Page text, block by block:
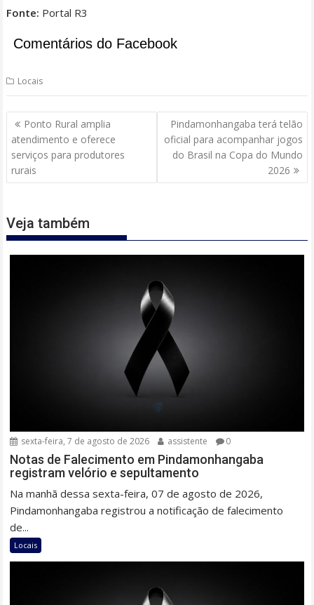
Fonte: Portal R3
Comentários do Facebook
Locais
Navegação
de
Post
Ponto Rural amplia
atendimento e oferece
serviços para produtores
rurais
Pindamonhangaba terá telão
oficial para acompanhar jogos
do Brasil na Copa do Mundo
2026
Veja também
sexta-feira, 7 de agosto de 2026 assistente 0
Notas de Falecimento em Pindamonhangaba
registram velório e sepultamento
Na manhã dessa sexta-feira, 07 de agosto de 2026,
Pindamonhangaba registrou a notificação de falecimento
de...
Locais